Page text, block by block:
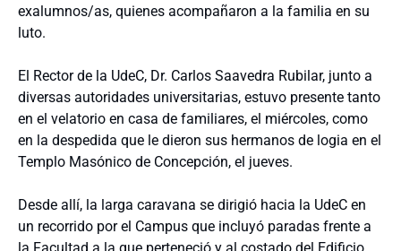
exalumnos/as, quienes acompañaron a la familia en su
luto.
El Rector de la UdeC, Dr. Carlos Saavedra Rubilar, junto a
diversas autoridades universitarias, estuvo presente tanto
en el velatorio en casa de familiares, el miércoles, como
en la despedida que le dieron sus hermanos de logia en el
Templo Masónico de Concepción, el jueves.
Desde allí, la larga caravana se dirigió hacia la UdeC en
un recorrido por el Campus que incluyó paradas frente a